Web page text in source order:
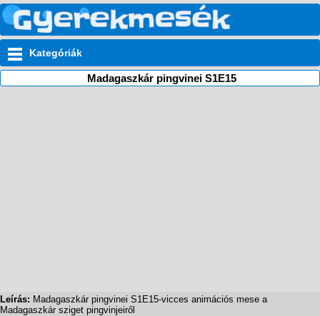
Kategóriák
Madagaszkár pingvinei S1E15
Leírás: Madagaszkár pingvinei S1E15-vicces animációs mese a
Madagaszkár sziget pingvinjeiről